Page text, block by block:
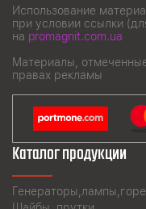
Использование
при условии ссылки
на promagnit.com.ua
Материалы,
правах рекламы
Каталог продукции